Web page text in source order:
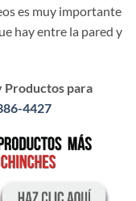
es muy importante
hay entre la pared y
Productos para
4427